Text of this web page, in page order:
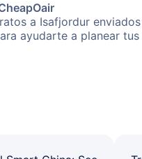
a Isafjordur
ayudarte a planear